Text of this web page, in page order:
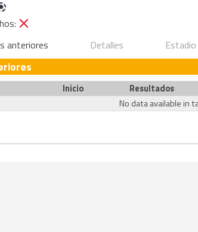
anteriores
Detalles Estadio
Inicio Resultados
No data available in